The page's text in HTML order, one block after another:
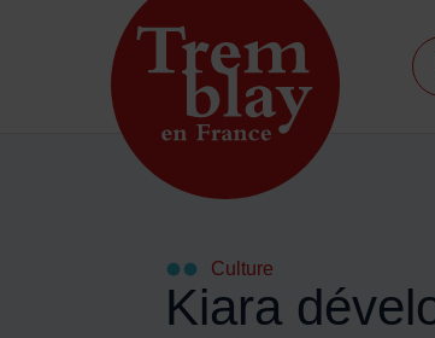
Menu de raccourcis
Accueil ville de Tremblay-en-France
Kiara
Culture